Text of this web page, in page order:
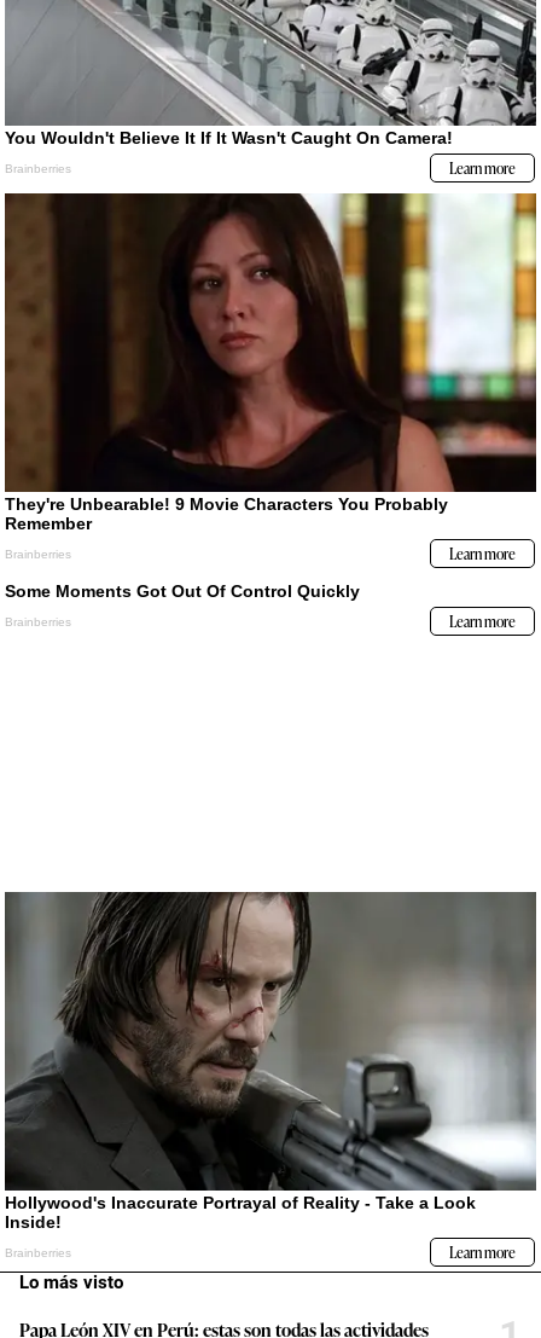
Lo más visto
Papa León XIV en Perú: estas son todas las actividades